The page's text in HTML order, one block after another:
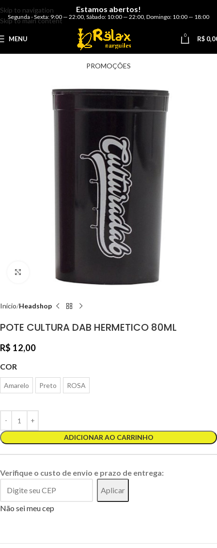
Skip to navigation
Skip to main content
Estamos abertos!
Segunda - Sexta: 9:00 — 22:00 Sábado: 10:00 — 22:00 Domingo: 10:00 — 18:00
MENU 0 R$
PROMOÇÕES
Início Headshop
POTE CULTURA DAB HERMETICO 80ML
R$ 12,00
COR
Amarelo Preto ROSA
ADICIONAR AO CARRINHO
Verifique o custo de envio e prazo de entrega:
Aplicar
Não sei meu cep